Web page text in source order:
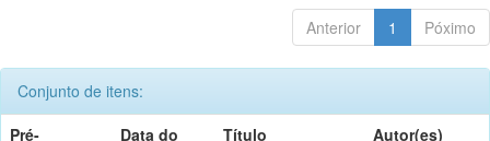
Anterior 1 Póximo
Conjunto de itens:
Pré-
Data do
Título Autor(es)